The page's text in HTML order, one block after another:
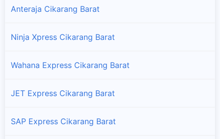
Anteraja Cikarang Barat
Ninja Xpress Cikarang Barat
Wahana Express Cikarang Barat
JET Express Cikarang Barat
SAP Express Cikarang Barat